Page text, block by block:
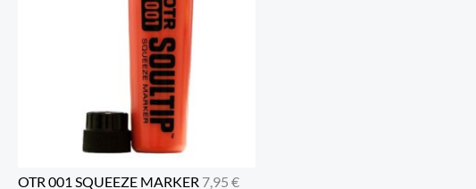
OTR 001 SQUEEZE MARKER 7,95 €